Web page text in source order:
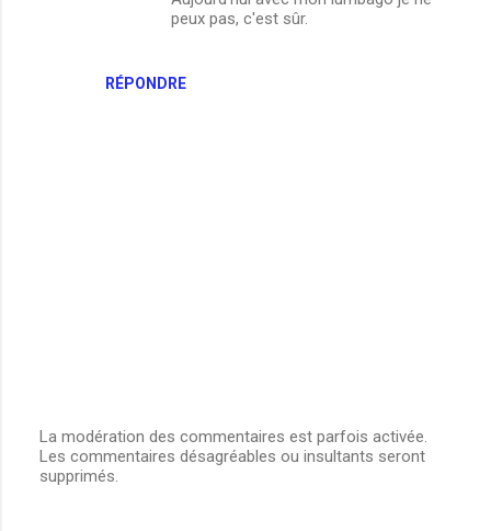
RÉPONDRE
peux pas, c'est sûr.
E
n
La modération des commentaires est parfois activée.
Les commentaires désagréables ou insultants seront
supprimés.